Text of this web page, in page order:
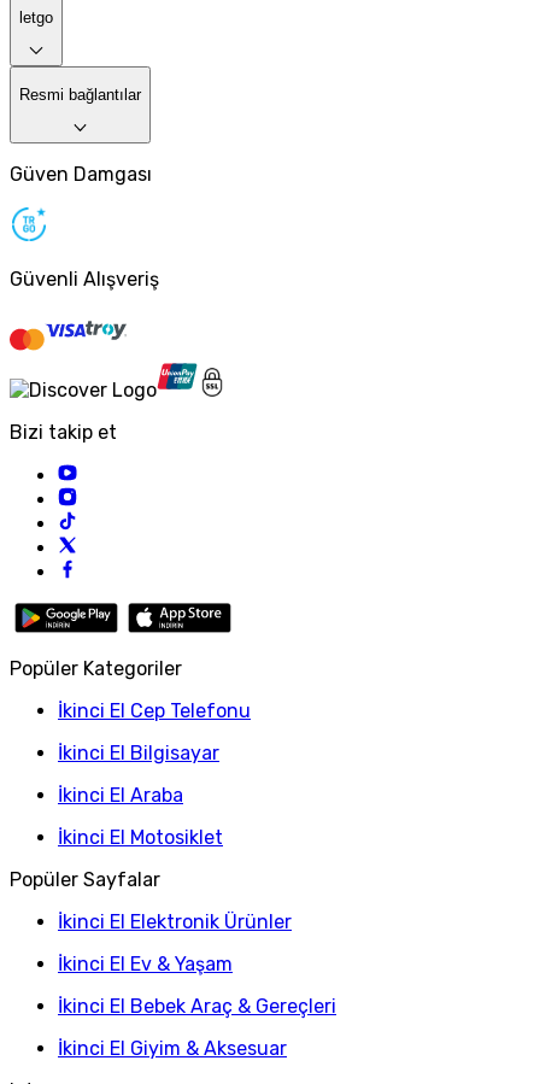
letgo
Resmi bağlantılar
Güven Damgası
Güvenli Alışveriş
Bizi takip et
Popüler Kategoriler
İkinci El Cep Telefonu
İkinci El Bilgisayar
İkinci El Araba
İkinci El Motosiklet
Popüler Sayfalar
İkinci El Elektronik Ürünler
İkinci El Ev & Yaşam
İkinci El Bebek Araç & Gereçleri
İkinci El Giyim & Aksesuar